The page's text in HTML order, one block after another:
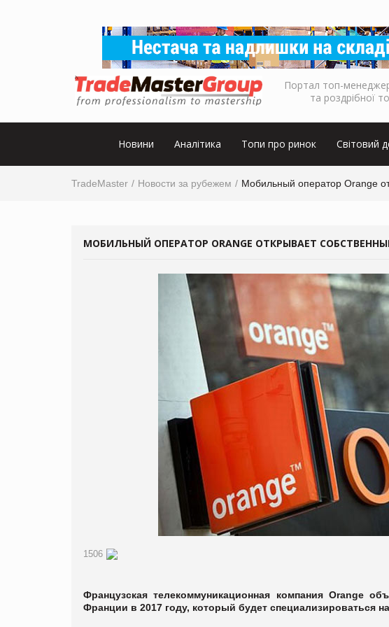
Портал топ-
та роздрібної
Новини Аналітика Топи про ринок Світовий
TradeMaster Новости за рубежем Мобильный оператор Orange
МОБИЛЬНЫЙ ОПЕРАТОР ORANGE ОТКРЫВАЕТ
1506
Французская телекоммуникационная компания Orange
Франции в 2017 году, который будет специализироваться